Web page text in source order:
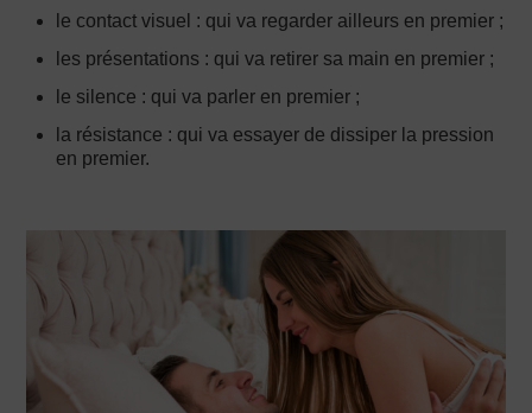
le contact visuel : qui va regarder ailleurs en premier ;
les présentations : qui va retirer sa main en premier ;
le silence : qui va parler en premier ;
la résistance : qui va essayer de dissiper la pression
en premier.